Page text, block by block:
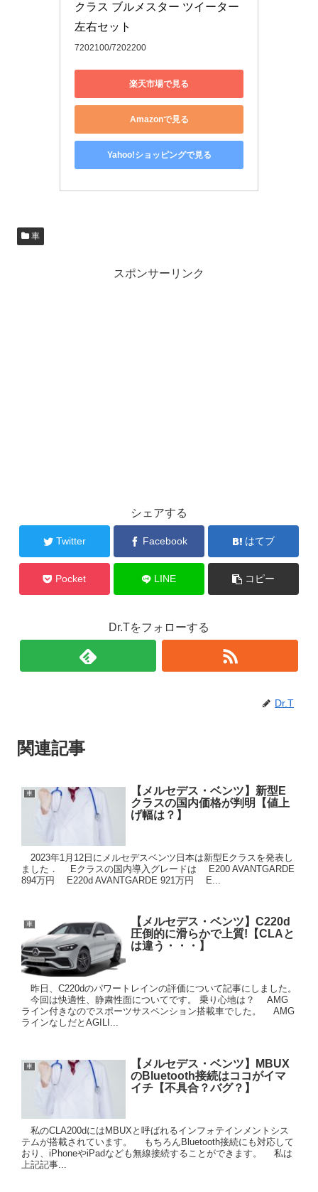
クラス ブルメスター ツイーター
左右セット
7202100/7202200
楽天市場で見る
Amazonで見る
Yahoo!ショッピングで見る
車
スポンサーリンク
シェアする
Twitter Facebook はてブ
Pocket LINE コピー
Dr.Tをフォローする
Dr.T
関連記事
車
【メルセデス・ベンツ】新型E
クラスの国内価格が判明【値上
げ幅は？】
2023年1月12日にメルセデスベンツ日本は新型Eクラスを発表し
ました． Eクラスの国内導入グレードは E200 AVANTGARDE
894万円 E220d AVANTGARDE 921万円 E...
車
【メルセデス・ベンツ】C220d
圧倒的に滑らかで上質!【CLAと
は違う・・・】
昨日、C220dのパワートレインの評価について記事にしました。
今回は快適性、静粛性面についてです。 乗り心地は？ AMG
ライン付きなのでスポーツサスペンション搭載車でした。 AMG
ラインなしだとAGILI...
車
【メルセデス・ベンツ】MBUX
のBluetooth接続はココがイマ
イチ【不具合？バグ？】
私のCLA200dにはMBUXと呼ばれるインフォテインメントシス
テムが搭載されています。 もちろんBluetooth接続にも対応して
おり、iPhoneやiPadなども無線接続することができます。 私は
上記記事...